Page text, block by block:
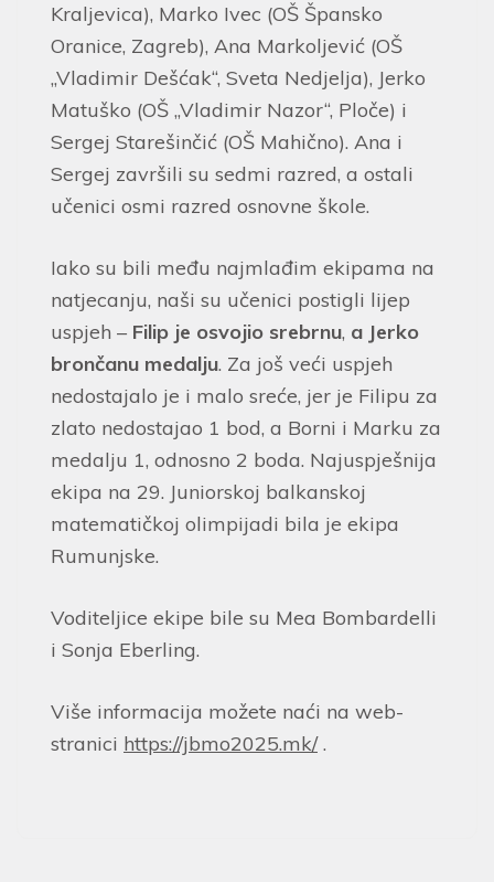
Kraljevica), Marko Ivec (OŠ Špansko
Oranice, Zagreb), Ana Markoljević (OŠ
„Vladimir Dešćak“, Sveta Nedjelja), Jerko
Matuško (OŠ „Vladimir Nazor“, Ploče) i
Sergej Starešinčić (OŠ Mahično). Ana i
Sergej završili su sedmi razred, a ostali
učenici osmi razred osnovne škole.
Iako su bili među najmlađim ekipama na
natjecanju, naši su učenici postigli lijep
uspjeh – Filip je osvojio srebrnu, a Jerko
brončanu medalju. Za još veći uspjeh
nedostajalo je i malo sreće, jer je Filipu za
zlato nedostajao 1 bod, a Borni i Marku za
medalju 1, odnosno 2 boda. Najuspješnija
ekipa na 29. Juniorskoj balkanskoj
matematičkoj olimpijadi bila je ekipa
Rumunjske.
Voditeljice ekipe bile su Mea Bombardelli
i Sonja Eberling.
Više informacija možete naći na web-
stranici https://jbmo2025.mk/.